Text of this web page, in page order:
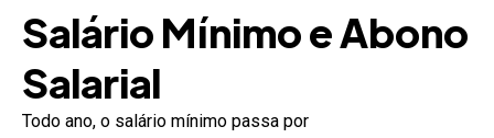
Salário Mínimo e Abono
Salarial
Todo ano, o salário mínimo passa por